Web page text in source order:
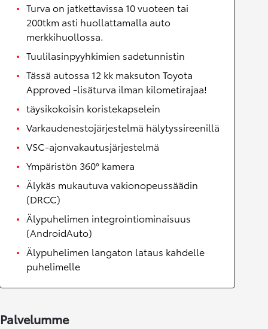
Turva on jatkettavissa 10 vuoteen tai
200tkm asti huollattamalla auto
merkkihuollossa.
Tuulilasinpyyhkimien sadetunnistin
Tässä autossa 12 kk maksuton Toyota
Approved -lisäturva ilman kilometirajaa!
täysikokoisin koristekapselein
Varkaudenestojärjestelmä hälytyssireenillä
VSC-ajonvakautusjärjestelmä
Ympäristön 360° kamera
Älykäs mukautuva vakionopeussäädin
(DRCC)
Älypuhelimen integrointiominaisuus
(AndroidAuto)
Älypuhelimen langaton lataus kahdelle
puhelimelle
Palvelumme